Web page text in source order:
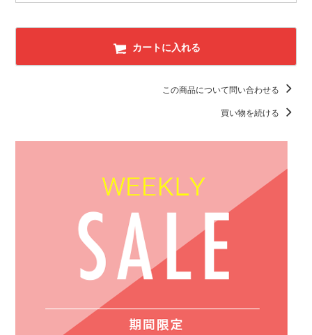
カートに入れる
この商品について問い合わせる
買い物を続ける